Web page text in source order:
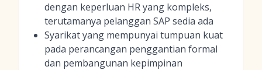
dengan keperluan HR yang kompleks,
terutamanya pelanggan SAP sedia ada
Syarikat yang mempunyai tumpuan kuat
pada perancangan penggantian formal
dan pembangunan kepimpinan